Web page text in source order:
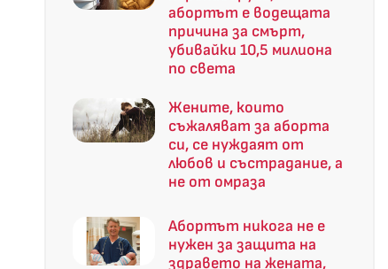
абортът е водещата
причина за смърт,
убивайки 10,5 милиона
по света
Жените, които
съжаляват за аборта
си, се нуждаят от
любов и състрадание, а
не от омраза
Абортът никога не е
нужен за защита на
здравето на жената,